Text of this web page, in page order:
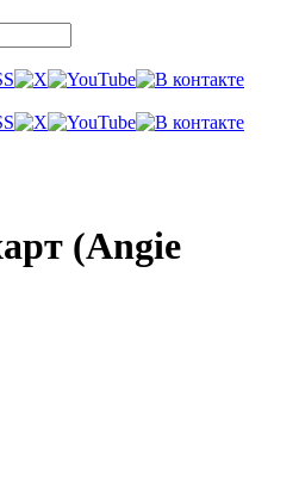
(Angie